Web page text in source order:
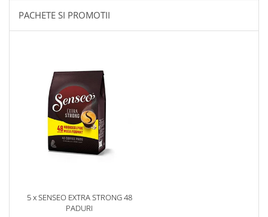
PACHETE SI PROMOTII
5 x SENSEO EXTRA STRONG 48
PADURI